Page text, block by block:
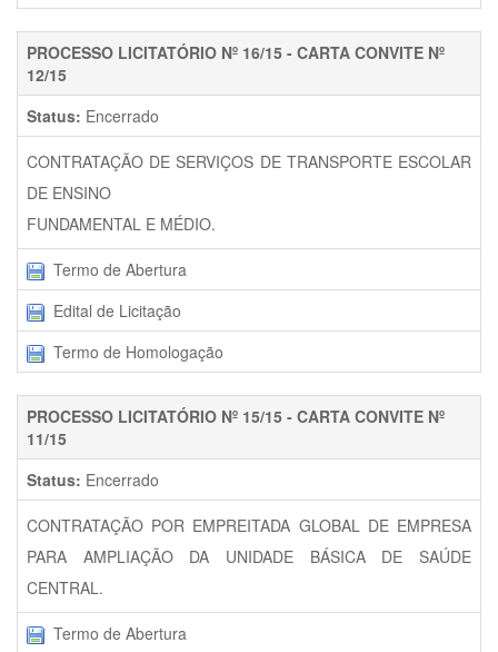
PROCESSO LICITATÓRIO Nº 16/15 - CARTA CONVITE Nº
12/15
Status: Encerrado
CONTRATAÇÃO DE SERVIÇOS DE TRANSPORTE ESCOLAR
DE ENSINO
FUNDAMENTAL E MÉDIO.
Termo de Abertura
Edital de Licitação
Termo de Homologação
PROCESSO LICITATÓRIO Nº 15/15 - CARTA CONVITE Nº
11/15
Status: Encerrado
CONTRATAÇÃO POR EMPREITADA GLOBAL DE EMPRESA
PARA AMPLIAÇÃO DA UNIDADE BÁSICA DE SAÚDE
CENTRAL.
Termo de Abertura